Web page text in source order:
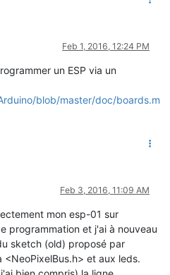
Feb 1, 2016, 12:24 PM
un ESP via un
blob/master/doc/boards.m
Feb 3, 2016, 11:09 AM
mon esp-01 sur
programmation et j'ai à nouveau
sketch (old) proposé par
et aux leds.